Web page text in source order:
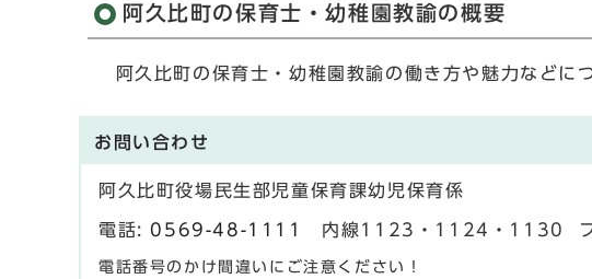
阿久比町の保育士・幼稚園教諭の概要
阿久比町の保育士・幼稚園教諭の働き方や魅力などに
お問い合わせ
阿久比町役場民生部児童保育課幼児保育係
電話: 0569-48-1111 内線1123・1124・1130
電話番号のかけ間違いにご注意ください！